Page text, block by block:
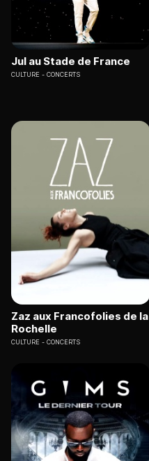
Jul au Stade de France
CULTURE CONCERTS
Zaz aux Francofolies de la
Rochelle
CULTURE CONCERTS